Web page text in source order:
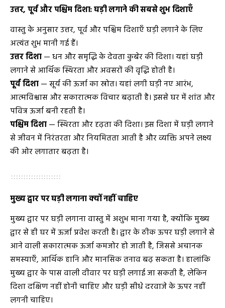
उत्तर, पूर्व और पश्चिम दिशा: घड़ी लगाने की सबसे शुभ दिशाएँ
वास्तु के अनुसार उत्तर, पूर्व और पश्चिम दिशाएँ घड़ी लगाने के लिए
अत्यंत शुभ मानी गई हैं।
उत्तर दिशा— धन और समृद्धि के देवता कुबेर की दिशा। यहां घड़ी
लगाने से आर्थिक स्थिरता और अवसरों की वृद्धि होती है।
पूर्व दिशा— सूर्य की ऊर्जा का स्रोत। यहां लगी घड़ी नए आरंभ,
आत्मविश्वास और सकारात्मक विचार बढ़ाती है। इससे घर में शांत और
पवित्र ऊर्जा बनी रहती है।
पश्चिम दिशा— स्थिरता और दृढ़ता की दिशा। इस दिशा में घड़ी लगाने
से जीवन में निरंतरता और नियमितता आती है और व्यक्ति अपने लक्ष्य
की ओर लगातार बढ़ता है।
मुख्य द्वार पर घड़ी लगाना क्यों नहीं चाहिए
मुख्य द्वार पर घड़ी लगाना वास्तु में अशुभ माना गया है, क्योंकि मुख्य
द्वार से ही घर में ऊर्जा प्रवेश करती है। द्वार के ठीक ऊपर घड़ी लगाने से
आने वाली सकारात्मक ऊर्जा कमजोर हो जाती है, जिससे अचानक
समस्याएँ, आर्थिक हानि और मानसिक तनाव बढ़ सकता है। हालांकि
मुख्य द्वार के पास वाली दीवार पर घड़ी लगाई जा सकती है, लेकिन
दिशा दक्षिण नहीं होनी चाहिए और घड़ी सीधे दरवाजे के ऊपर नहीं
लगनी चाहिए।